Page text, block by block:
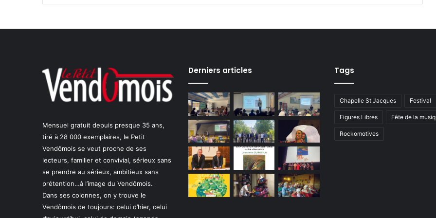
e
l
n
s
é
e
i
n
Mensuel gratuit depuis presque 35 ans,
tiré à 28 000 exemplaires, le Petit
Vendômois se veut proche de ses
lecteurs, familier et convivial, sérieux sans
se prendre au sérieux, ambitieux sans
prétention…à l’image du Vendômois.
Dans ses colonnes, on y trouve le
Vendômois de toujours: celui d’hier, celui
Derniers articles Tags
Chapelle St Jacques Festival
Figures Libres Fête de la
Rockomotives